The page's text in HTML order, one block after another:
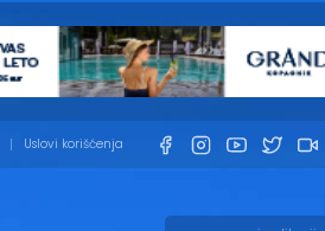
Uslovi korišćenja